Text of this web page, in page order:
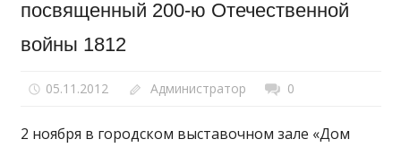
посвященный 200-ю Отечественной
войны 1812
05.11.2012 Администратор 0
2 ноября в городском выставочном зале «Дом